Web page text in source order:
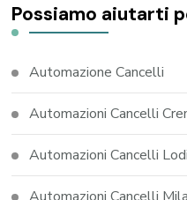
Possiamo aiutarti
Automazione Cancelli
Automazioni Cancelli
Automazioni Cancelli Lodi